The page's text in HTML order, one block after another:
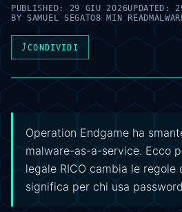
PUBLISHED:29 GIU 2026UPDATED:
BYSAMUEL SEGATO8 MIN READ
⤴CONDIVIDI
Operation Endgame ha
malware-as-a-service. Ecco
legale RICO cambia le regole
significa per chi usa password